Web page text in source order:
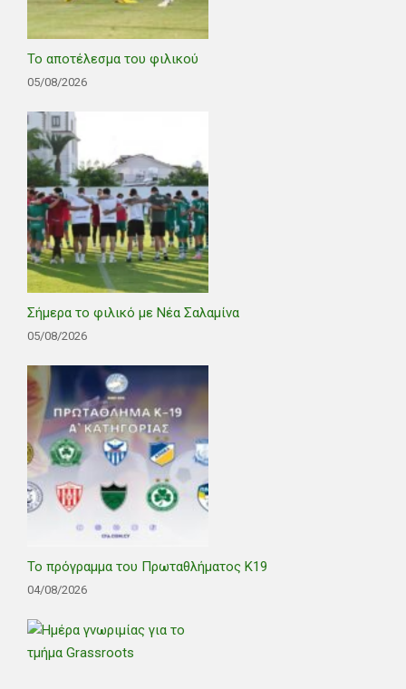
Το αποτέλεσμα του φιλικού
05/08/2026
Σήμερα το φιλικό με Νέα Σαλαμίνα
05/08/2026
Το πρόγραμμα του Πρωταθλήματος Κ19
04/08/2026